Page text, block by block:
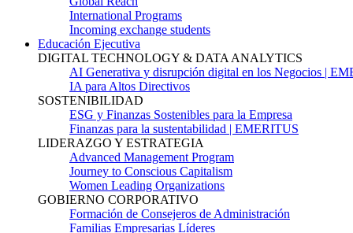
International Programs
Incoming exchange students
Educación Ejecutiva
DIGITAL TECHNOLOGY & DATA ANALYTICS
AI Generativa y disrupción digital en los Negocios |
IA para Altos Directivos
SOSTENIBILIDAD
ESG y Finanzas Sostenibles para la Empresa
Finanzas para la sustentabilidad | EMERITUS
LIDERAZGO Y ESTRATEGIA
Advanced Management Program
Journey to Conscious Capitalism
Women Leading Organizations
GOBIERNO CORPORATIVO
Formación de Consejeros de Administración
Familias Empresarias Líderes